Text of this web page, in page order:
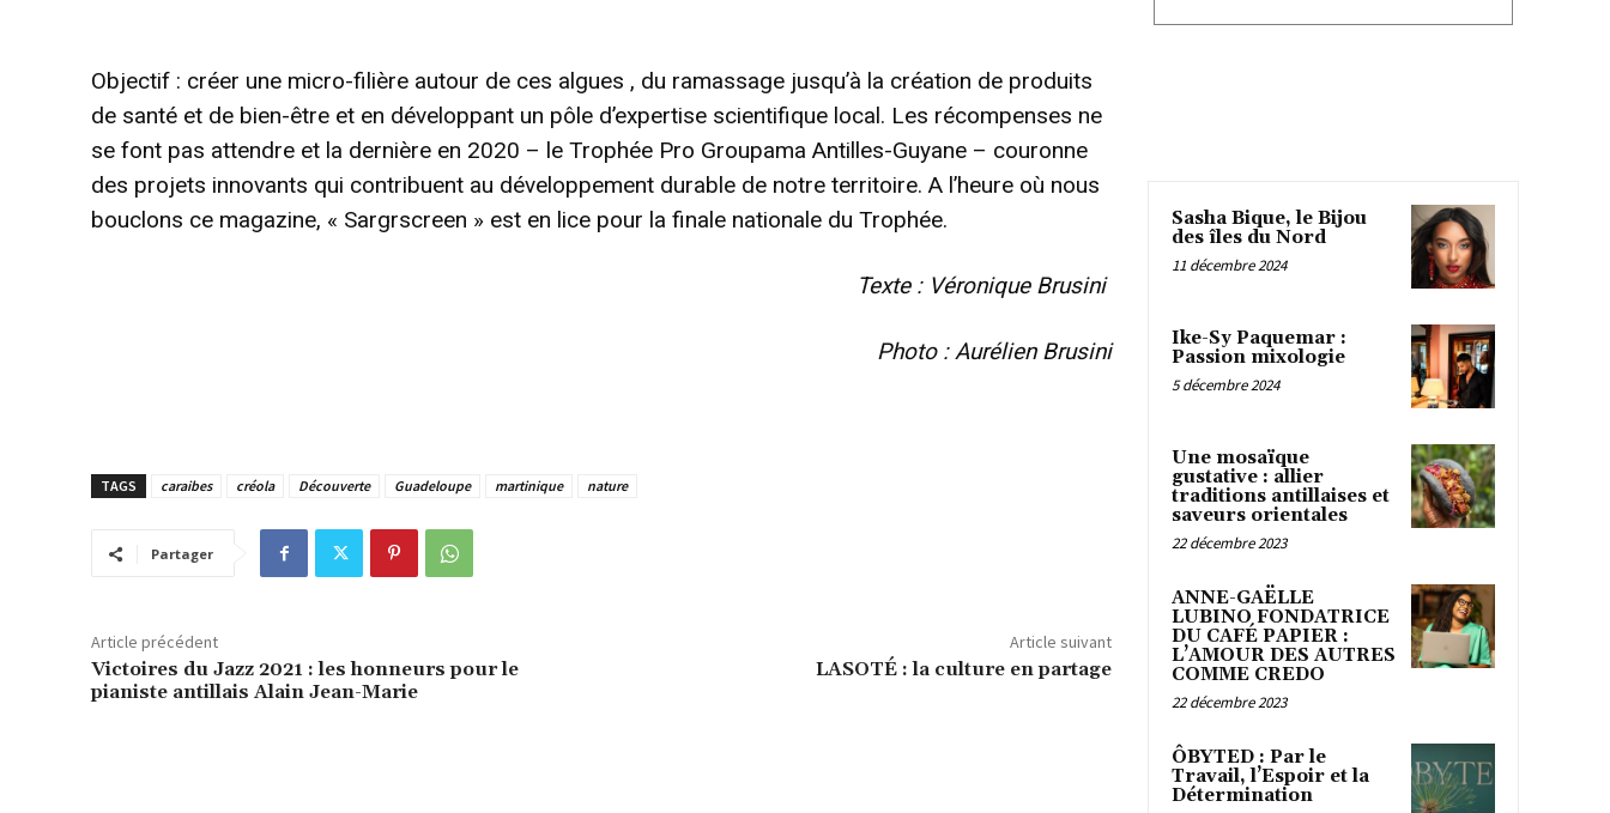
Objectif : créer une micro-filière autour de ces algues , du ramassage jusqu’à la création de produits
de santé et de bien-être et en développant un pôle d’expertise scientifique local. Les récompenses ne
se font pas attendre et la dernière en 2020 – le Trophée Pro Groupama Antilles-Guyane – couronne
des projets innovants qui contribuent au développement durable de notre territoire. A l’heure où nous
bouclons ce magazine, « Sargrscreen » est en lice pour la finale nationale du Trophée.
Texte : Véronique Brusini
Photo : Aurélien Brusini
TAGS caraibes créola Découverte Guadeloupe martinique nature
Partager
Article précédent
Victoires du Jazz 2021 : les honneurs pour le
pianiste antillais Alain Jean-Marie
Article suivant
LASOTÉ : la culture en partage
Sasha Bique, le Bijou
des îles du Nord
11 décembre 2024
Ike-Sy Paquemar :
Passion mixologie
5 décembre 2024
Une mosaïque
gustative : allier
traditions antillaises et
saveurs orientales
22 décembre 2023
ANNE-GAËLLE
LUBINO FONDATRICE
DU CAFÉ PAPIER :
L’AMOUR DES AUTRES
COMME CREDO
22 décembre 2023
ÔBYTED : Par le
Travail, l’Espoir et la
Détermination